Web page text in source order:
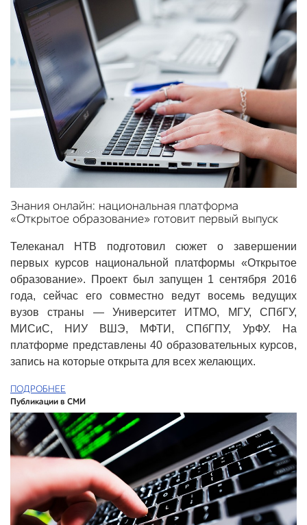
Знания онлайн: национальная платформа
«Открытое образование» готовит первый выпуск
Телеканал НТВ подготовил сюжет о завершении
первых курсов национальной платформы «Открытое
образование». Проект был запущен 1 сентября 2016
года, сейчас его совместно ведут восемь ведущих
вузов страны — Университет ИТМО, МГУ, СПбГУ,
МИСиС, НИУ ВШЭ, МФТИ, СПбГПУ, УрФУ. На
платформе представлены 40 образовательных курсов,
запись на которые открыта для всех желающих.
ПОДРОБНЕЕ
Публикации в СМИ